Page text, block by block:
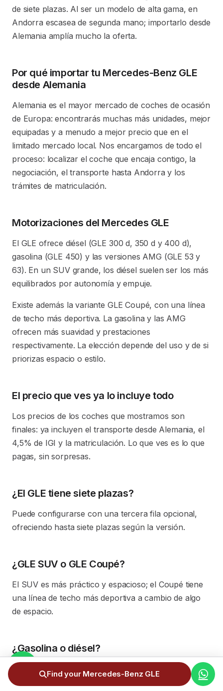
de siete plazas. Al ser un modelo de alta gama, en
Andorra escasea de segunda mano; importarlo desde
Alemania amplía mucho la oferta.
Por qué importar tu Mercedes-Benz GLE
desde Alemania
Alemania es el mayor mercado de coches de ocasión
de Europa: encontrarás muchas más unidades, mejor
equipadas y a menudo a mejor precio que en el
limitado mercado local. Nos encargamos de todo el
proceso: localizar el coche que encaja contigo, la
negociación, el transporte hasta Andorra y los
trámites de matriculación.
Motorizaciones del Mercedes GLE
El GLE ofrece diésel (GLE 300 d, 350 d y 400 d),
gasolina (GLE 450) y las versiones AMG (GLE 53 y
63). En un SUV grande, los diésel suelen ser los más
equilibrados por autonomía y empuje.
Existe además la variante GLE Coupé, con una línea
de techo más deportiva. La gasolina y las AMG
ofrecen más suavidad y prestaciones
respectivamente. La elección depende del uso y de si
priorizas espacio o estilo.
El precio que ves ya lo incluye todo
Los precios de los coches que mostramos son
finales: ya incluyen el transporte desde Alemania, el
4,5% de IGI y la matriculación. Lo que ves es lo que
pagas, sin sorpresas.
¿El GLE tiene siete plazas?
Puede configurarse con una tercera fila opcional,
ofreciendo hasta siete plazas según la versión.
¿GLE SUV o GLE Coupé?
El SUV es más práctico y espacioso; el Coupé tiene
una línea de techo más deportiva a cambio de algo
de espacio.
¿Gasolina o diésel?
Para un SUV grande con muchos kilómetros, el
diésel suele compensar; la gasolina es más silenciosa.
Find your Mercedes-Benz GLE